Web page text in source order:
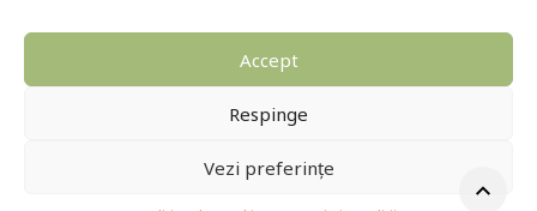
Accept
Respinge
Vezi preferințe